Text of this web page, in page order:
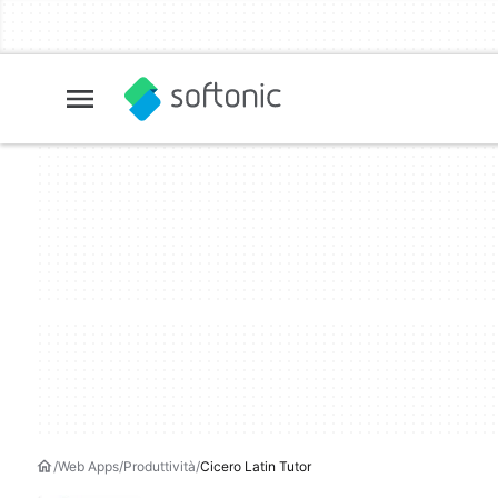
Web Apps Produttività Cicero Latin Tutor